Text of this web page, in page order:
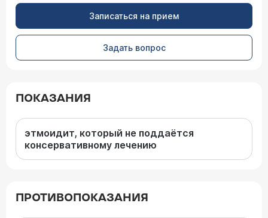
Записаться на прием
Задать вопрос
ПОКАЗАНИЯ
этмоидит, который не поддаётся
консервативному лечению
ПРОТИВОПОКАЗАНИЯ